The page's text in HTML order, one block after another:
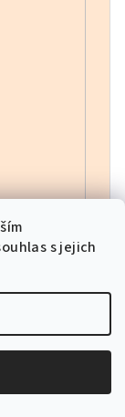
s jejich